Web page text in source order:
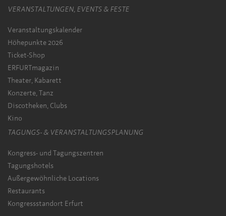
VERANSTALTUNGEN, EVENTS & FESTE
Veranstaltungskalender
Höhepunkte 2026
Ticket-Shop
ERFURTmagazin
Theater, Kabarett
Konzerte, Tanz
Discotheken, Clubs
Kino
TAGUNGS- & VERANSTALTUNGSPLANUNG
Kongress- und Tagungszentren
Tagungshotels
Außergewöhnliche Locations
Restaurants
Kongressstandort Erfurt